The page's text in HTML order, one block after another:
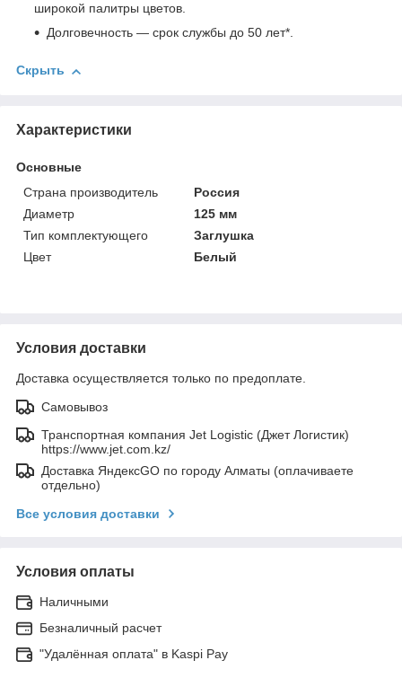
широкой палитры цветов.
Долговечность — срок службы до 50 лет*.
Скрыть
Характеристики
Основные
Страна производитель
Россия
Диаметр
125 мм
Тип комплектующего
Заглушка
Цвет
Белый
Условия доставки
Доставка осуществляется только по предоплате.
Самовывоз
Транспортная компания Jet Logistic (Джет Логистик)
https://www.jet.com.kz/
Доставка ЯндексGO по городу Алматы (оплачиваете
отдельно)
Все условия доставки
Условия оплаты
Наличными
Безналичный расчет
"Удалённая оплата" в Kaspi Pay